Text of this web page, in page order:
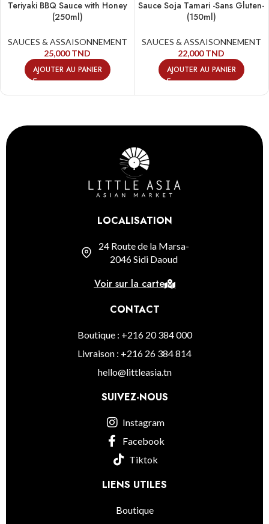
Teriyaki BBQ Sauce with Honey
(250ml)
SAUCES & ASSAISONNEMENT
25,000TND
AJOUTER AU PANIER
Sauce Soja Tamari -Sans Gluten-
(150ml)
SAUCES & ASSAISONNEMENT
22,000TND
AJOUTER AU PANIER
LOCALISATION
24 Route de la Marsa-
2046 Sidi Daoud
Voir sur la carte
CONTACT
Boutique : +216 20 384 000
Livraison : +216 26 384 814
hello@littleasia.tn
SUIVEZ-NOUS
Instagram
Facebook
Tiktok
LIENS UTILES
Boutique